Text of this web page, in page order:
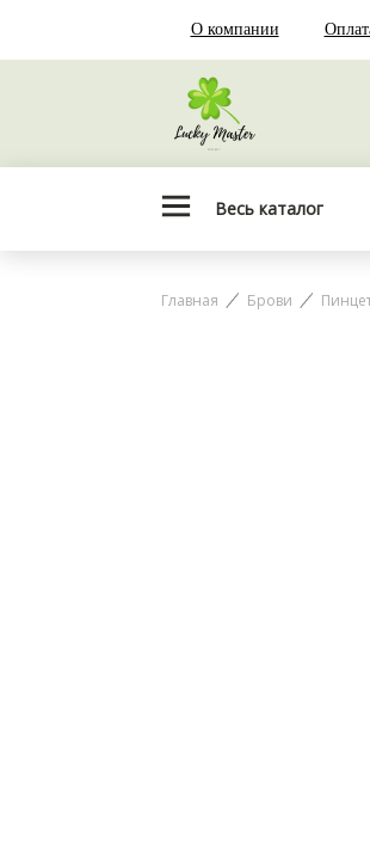
Главная Брови
О компании
Весь каталог